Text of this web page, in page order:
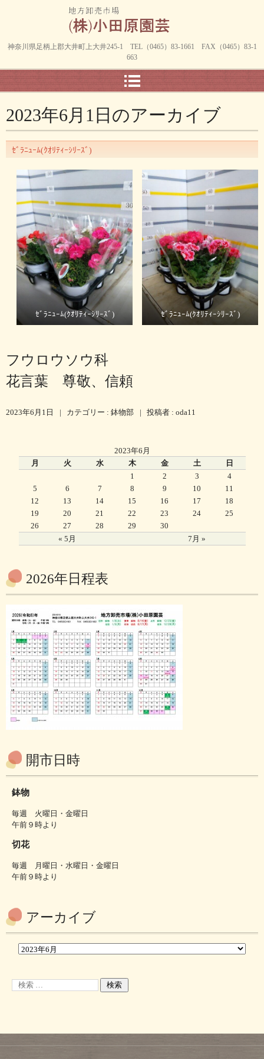
神奈川県足柄上郡大井町上大井245-1 TEL（0465）83-1661 FAX（0465）83-1
663
2023年6月1日 のアーカイブ
ｾﾞﾗﾆｭｰﾑ(ｸｵﾘﾃｨｰｼﾘｰｽﾞ)
ｾﾞﾗﾆｭｰﾑ(ｸｵﾘﾃｨｰｼﾘｰｽﾞ) ｾﾞﾗﾆｭｰﾑ(ｸｵﾘﾃｨｰｼﾘｰｽﾞ)
フウロウソウ科
花言葉 尊敬、信頼
2023年6月1日 | カテゴリー : 鉢物部 | 投稿者 : oda11
2023年6月
月
火 水 木 金 土 日
« 5月 7月 »
1 2 3
4
5
6 7 8 9 10
11
12
13 14 15 16 17
18
19
20 21 22 23 24
25
26
27 28 29 30
2026年日程表
開市日時
鉢物
毎週 火曜日・金曜日
午前９時より
切花
毎週 月曜日・水曜日・金曜日
午前９時より
アーカイブ